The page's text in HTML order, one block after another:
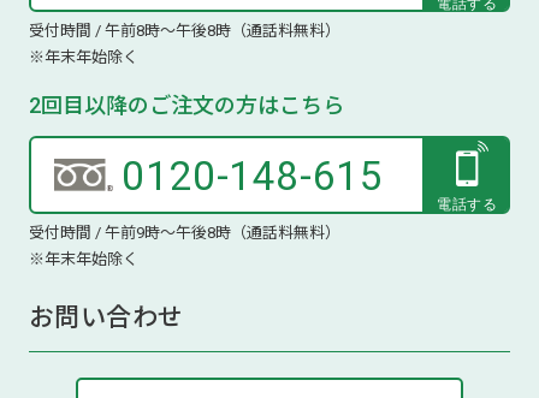
受付時間 / 午前8時～午後8時（通話料無料）
※年末年始除く
2回目以降のご注文の方はこちら
0120-148-615
受付時間 / 午前9時～午後8時（通話料無料）
※年末年始除く
お問い合わせ